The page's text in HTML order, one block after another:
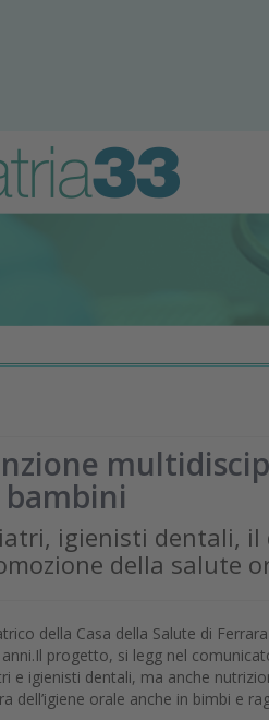
igienisti dentali,
della salute
della Casa della Salute di
progetto, si legg nel
e igienisti dentali, ma anche
dell’igiene orale anche in bimbi e